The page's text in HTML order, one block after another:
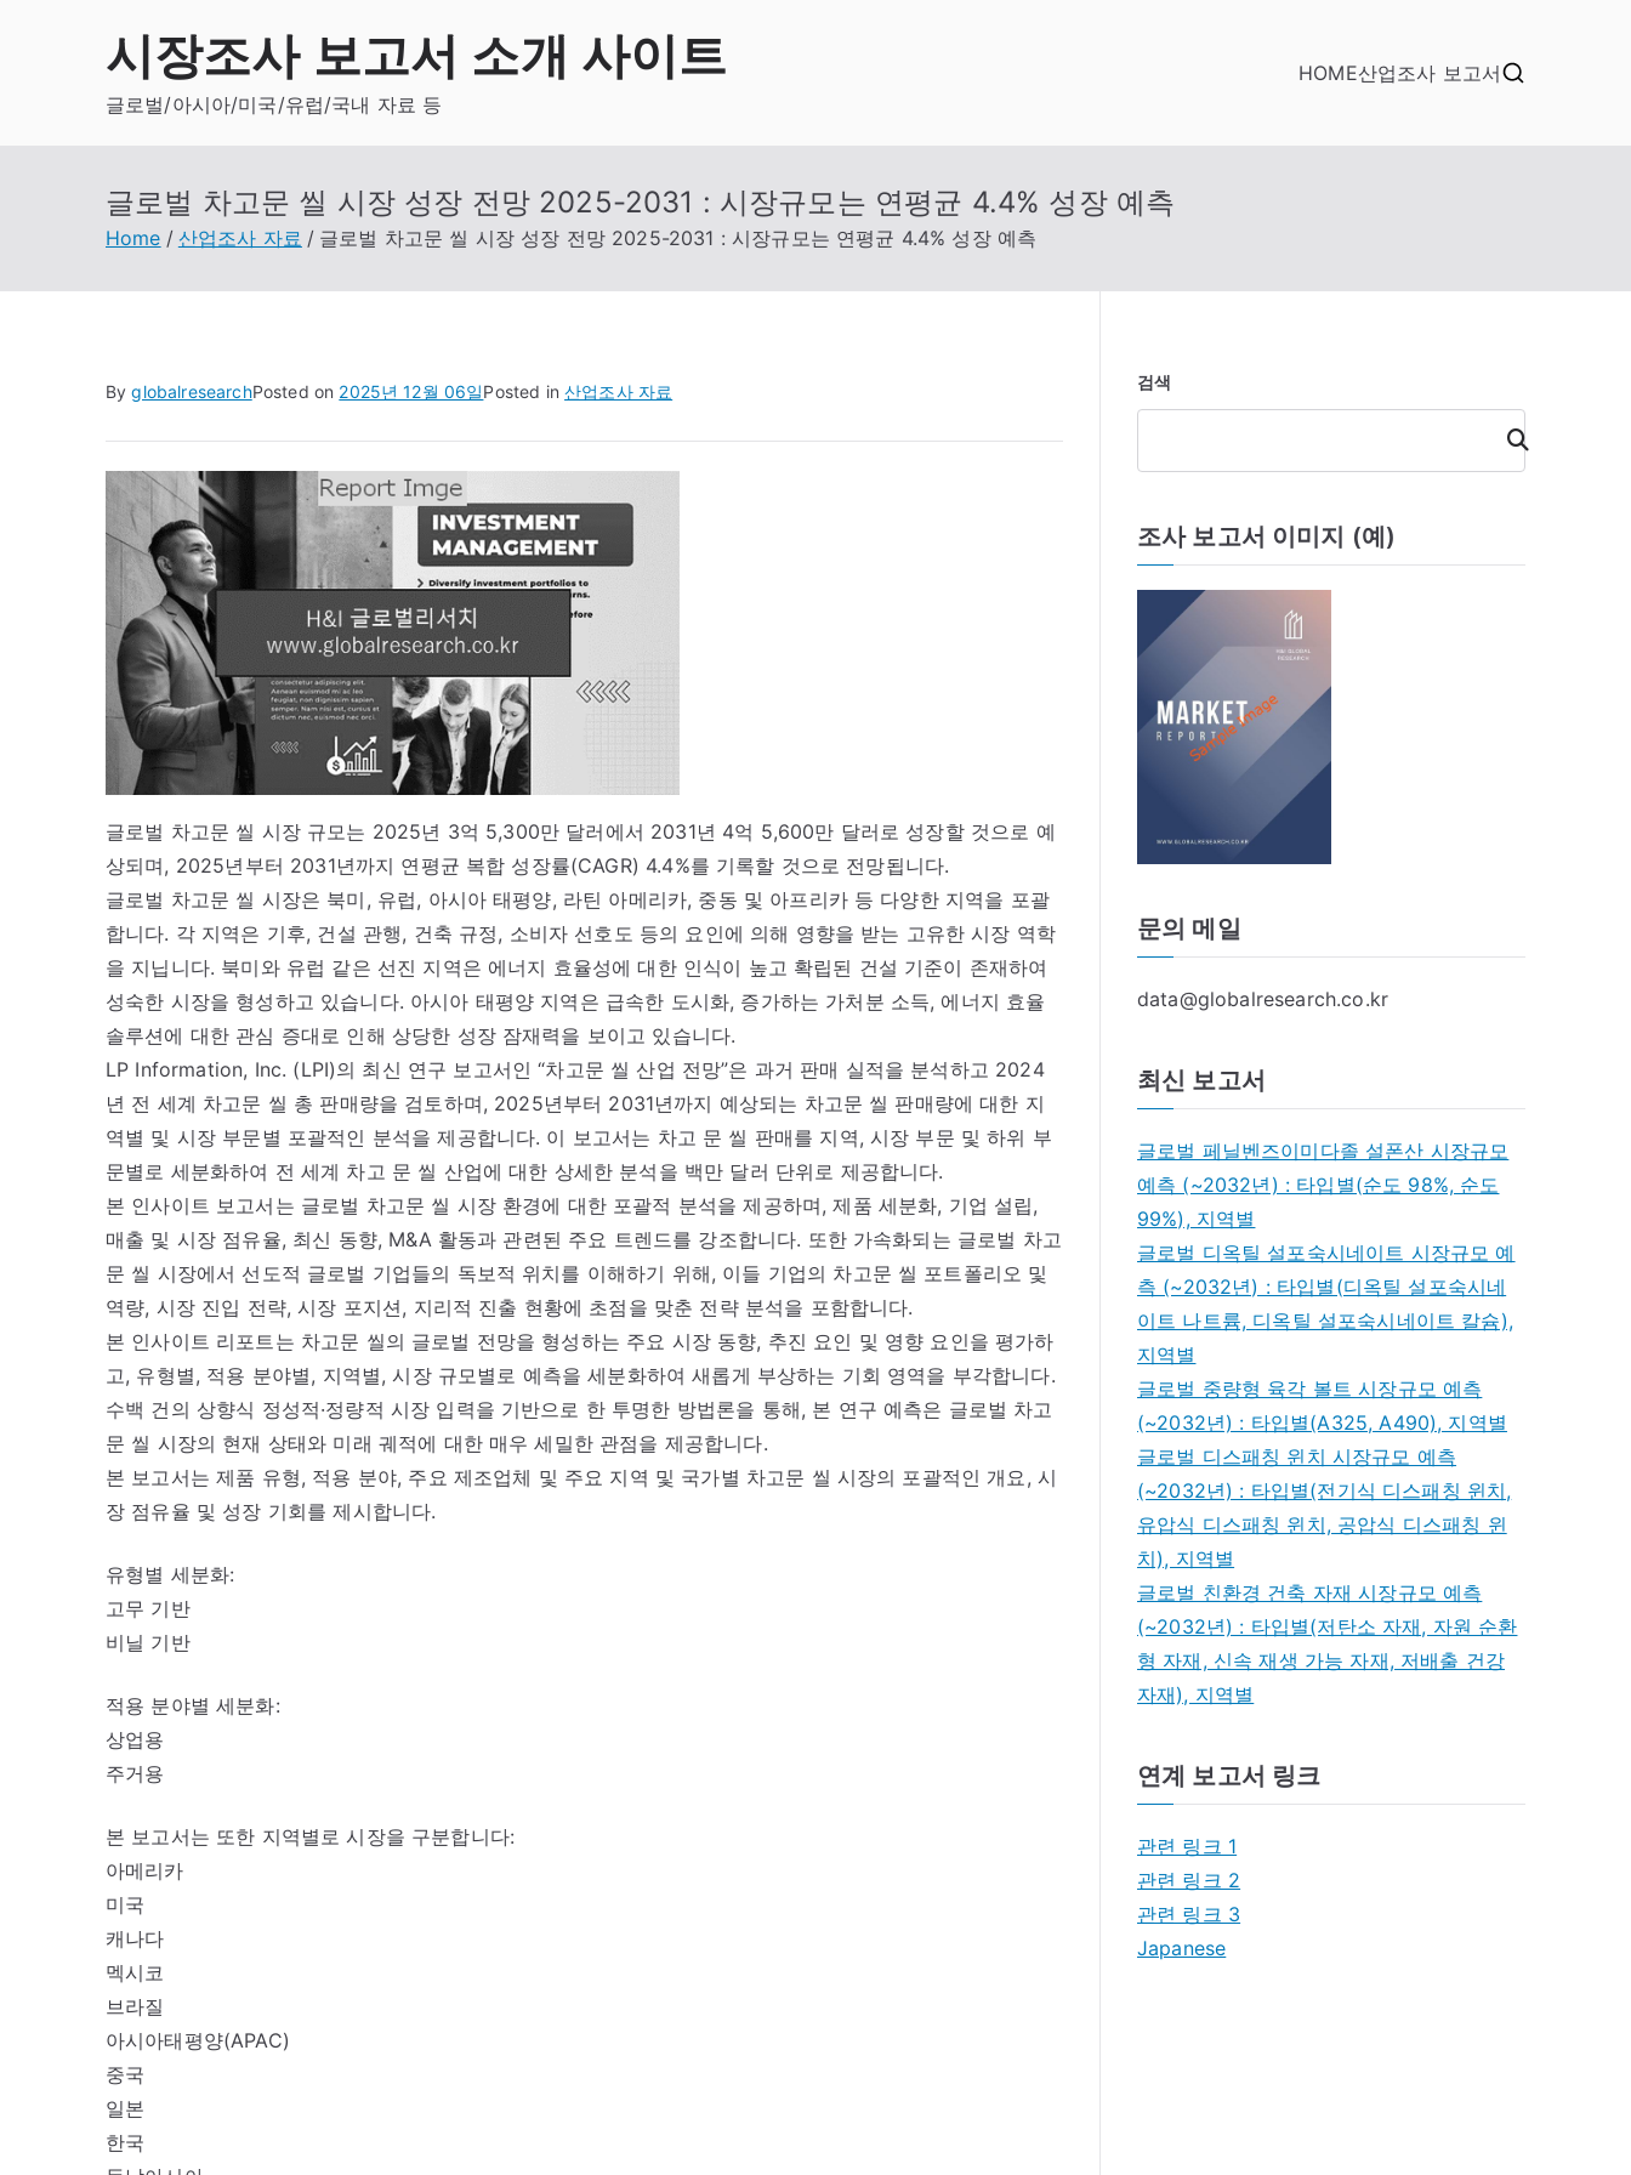
시장조사 보고서 소개 사이트
글로벌/아시아/미국/유럽/국내 자료 등
HOME산업조사 보고서
글로벌 차고문 씰 시장 성장 전망 2025-2031 : 시장규모는 연평균 4.4% 성장 예측
Home 산업조사 자료 글로벌 차고문 씰 시장 성장 전망 2025-2031 : 시장규모는 연평균 4.4% 성장 예측
ByglobalresearchPosted on 2025년 12월 06일Posted in산업조사 자료
글로벌 차고문 씰 시장 규모는 2025년 3억 5,300만 달러에서 2031년 4억 5,600만 달러로 성장할 것으로 예
상되며, 2025년부터 2031년까지 연평균 복합 성장률(CAGR) 4.4%를 기록할 것으로 전망됩니다.
글로벌 차고문 씰 시장은 북미, 유럽, 아시아 태평양, 라틴 아메리카, 중동 및 아프리카 등 다양한 지역을 포괄
합니다. 각 지역은 기후, 건설 관행, 건축 규정, 소비자 선호도 등의 요인에 의해 영향을 받는 고유한 시장 역학
을 지닙니다. 북미와 유럽 같은 선진 지역은 에너지 효율성에 대한 인식이 높고 확립된 건설 기준이 존재하여
성숙한 시장을 형성하고 있습니다. 아시아 태평양 지역은 급속한 도시화, 증가하는 가처분 소득, 에너지 효율
솔루션에 대한 관심 증대로 인해 상당한 성장 잠재력을 보이고 있습니다.
LP Information, Inc. (LPI)의 최신 연구 보고서인 “차고문 씰 산업 전망”은 과거 판매 실적을 분석하고 2024
년 전 세계 차고문 씰 총 판매량을 검토하며, 2025년부터 2031년까지 예상되는 차고문 씰 판매량에 대한 지
역별 및 시장 부문별 포괄적인 분석을 제공합니다. 이 보고서는 차고 문 씰 판매를 지역, 시장 부문 및 하위 부
문별로 세분화하여 전 세계 차고 문 씰 산업에 대한 상세한 분석을 백만 달러 단위로 제공합니다.
본 인사이트 보고서는 글로벌 차고문 씰 시장 환경에 대한 포괄적 분석을 제공하며, 제품 세분화, 기업 설립,
매출 및 시장 점유율, 최신 동향, M&A 활동과 관련된 주요 트렌드를 강조합니다. 또한 가속화되는 글로벌 차고
문 씰 시장에서 선도적 글로벌 기업들의 독보적 위치를 이해하기 위해, 이들 기업의 차고문 씰 포트폴리오 및
역량, 시장 진입 전략, 시장 포지션, 지리적 진출 현황에 초점을 맞춘 전략 분석을 포함합니다.
본 인사이트 리포트는 차고문 씰의 글로벌 전망을 형성하는 주요 시장 동향, 추진 요인 및 영향 요인을 평가하
고, 유형별, 적용 분야별, 지역별, 시장 규모별로 예측을 세분화하여 새롭게 부상하는 기회 영역을 부각합니다.
수백 건의 상향식 정성적·정량적 시장 입력을 기반으로 한 투명한 방법론을 통해, 본 연구 예측은 글로벌 차고
문 씰 시장의 현재 상태와 미래 궤적에 대한 매우 세밀한 관점을 제공합니다.
본 보고서는 제품 유형, 적용 분야, 주요 제조업체 및 주요 지역 및 국가별 차고문 씰 시장의 포괄적인 개요, 시
장 점유율 및 성장 기회를 제시합니다.
유형별 세분화:
고무 기반
비닐 기반
적용 분야별 세분화:
상업용
주거용
본 보고서는 또한 지역별로 시장을 구분합니다:
아메리카
미국
캐나다
멕시코
브라질
아시아태평양(APAC)
중국
일본
한국
검색
검
색
조사 보고서 이미지 (예)
문의 메일
data@globalresearch.co.kr
최신 보고서
글로벌 페닐벤즈이미다졸 설폰산 시장규모
예측 (~2032년) : 타입별(순도 98%, 순도
99%), 지역별
글로벌 디옥틸 설포숙시네이트 시장규모 예
측 (~2032년) : 타입별(디옥틸 설포숙시네
이트 나트륨, 디옥틸 설포숙시네이트 칼슘),
지역별
글로벌 중량형 육각 볼트 시장규모 예측
(~2032년) : 타입별(A325, A490), 지역별
글로벌 디스패칭 윈치 시장규모 예측
(~2032년) : 타입별(전기식 디스패칭 윈치,
유압식 디스패칭 윈치, 공압식 디스패칭 윈
치), 지역별
글로벌 친환경 건축 자재 시장규모 예측
(~2032년) : 타입별(저탄소 자재, 자원 순환
형 자재, 신속 재생 가능 자재, 저배출 건강
자재), 지역별
연계 보고서 링크
관련 링크 1
관련 링크 2
관련 링크 3
Japanese